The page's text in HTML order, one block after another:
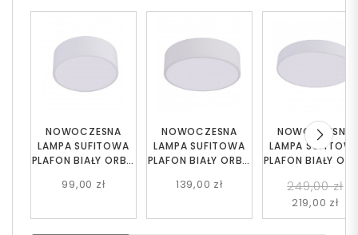
NOWOCZESNA
LAMPA SUFITOWA
PLAFON BIAŁY ORBO
99,00 zł
NOWOCZESNA
LAMPA SUFITOWA
PLAFON BIAŁY ORBO
139,00 zł
NOWOCZESNA
LAMPA
PLAFON BIAŁY
249,00 zł
219,00 zł